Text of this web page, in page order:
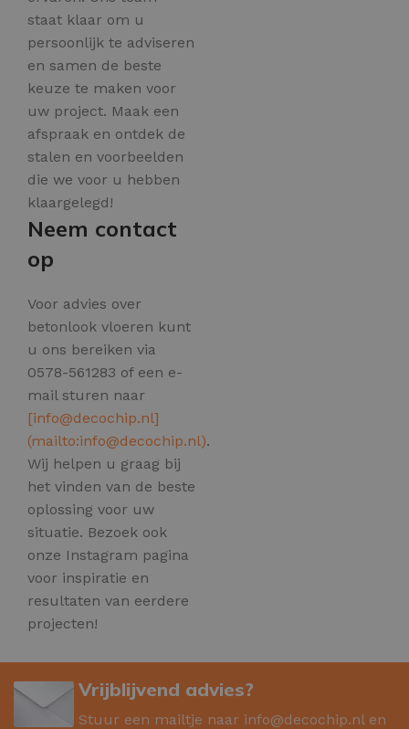
staat klaar om u
persoonlijk te adviseren
en samen de beste
keuze te maken voor
uw project. Maak een
afspraak en ontdek de
stalen en voorbeelden
die we voor u hebben
klaargelegd!
Neem contact
op
Voor advies over
betonlook vloeren kunt
u ons bereiken via
0578-561283 of een e-
mail sturen naar
[info@decochip.nl]
(mailto:info@decochip.nl).
Wij helpen u graag bij
het vinden van de beste
oplossing voor uw
situatie. Bezoek ook
onze Instagram pagina
voor inspiratie en
resultaten van eerdere
projecten!
Vrijblijvend advies?
Stuur een mailtje naar info@decochip.nl en